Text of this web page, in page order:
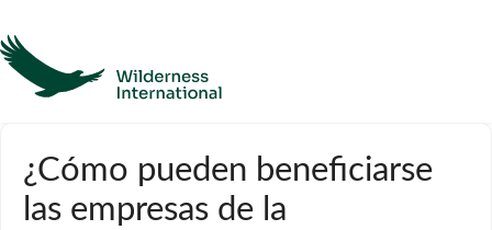
Página de inicio
¿Cómo pueden beneficiarse
las empresas de la